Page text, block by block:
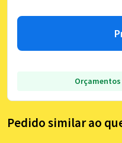
Pedido similar ao